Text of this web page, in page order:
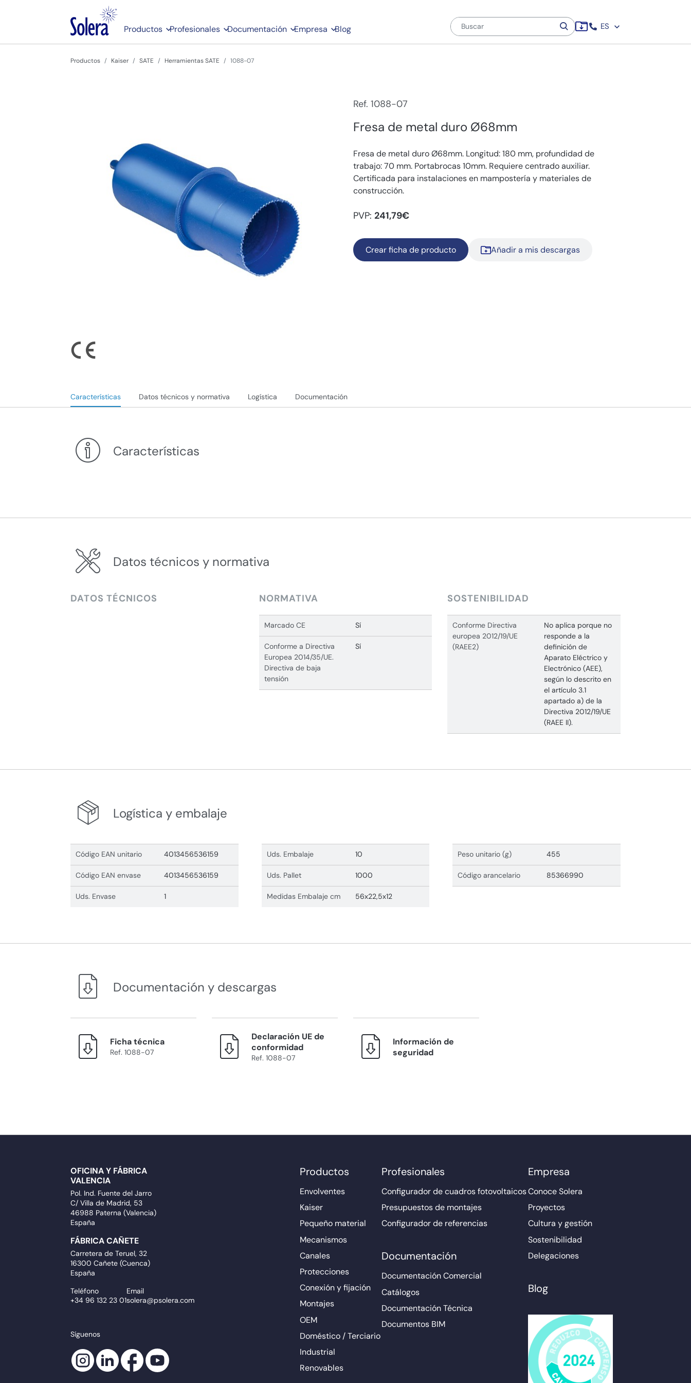
Productos Profesionales Documentación Empresa Blog ES
Productos Kaiser SATE Herramientas SATE 1088-07
Ref. 1088-07
Fresa de metal duro Ø68mm
Fresa de metal duro Ø68mm. Longitud: 180 mm, profundidad de
trabajo: 70 mm. Portabrocas 10mm. Requiere centrado auxiliar.
Certificada para instalaciones en mampostería y materiales de
construcción.
PVP: 241,79€
Crear ficha de producto Añadir a mis descargas
Características Datos técnicos y normativa Logística Documentación
Características
Datos técnicos y normativa
DATOS TÉCNICOS NORMATIVA
Marcado CE Sí
Conforme a Directiva
Europea 2014/35/UE.
Directiva de baja
tensión
Sí
SOSTENIBILIDAD
Conforme Directiva
europea 2012/19/UE
(RAEE2)
No aplica porque no
responde a la
definición de
Aparato Eléctrico y
Electrónico (AEE),
según lo descrito en
el artículo 3.1
apartado a) de la
Directiva 2012/19/UE
(RAEE II).
Logística y embalaje
Código EAN unitario 4013456536159
Código EAN envase 4013456536159
Uds. Envase 1
Uds. Embalaje 10
Uds. Pallet 1000
Medidas Embalaje cm 56x22,5x12
Peso unitario (g) 455
Código arancelario 85366990
Documentación y descargas
Ficha técnica
Ref. 1088-07
Declaración UE de
conformidad
Ref. 1088-07
Información de
seguridad
OFICINA Y FÁBRICA
VALENCIA
Pol. Ind. Fuente del Jarro
C/ Villa de Madrid, 53
46988 Paterna (Valencia)
España
FÁBRICA CAÑETE
Carretera de Teruel, 32
16300 Cañete (Cuenca)
España
Teléfono
+34 96 132 23 01
Email
solera@psolera.com
Síguenos
Productos
Envolventes
Kaiser
Pequeño material
Mecanismos
Canales
Protecciones
Conexión y fijación
Montajes
OEM
Doméstico / Terciario
Industrial
Renovables
Profesionales
Configurador de cuadros fotovoltaicos
Presupuestos de montajes
Configurador de referencias
Documentación
Documentación Comercial
Catálogos
Documentación Técnica
Documentos BIM
Empresa
Conoce Solera
Proyectos
Cultura y gestión
Sostenibilidad
Delegaciones
Blog